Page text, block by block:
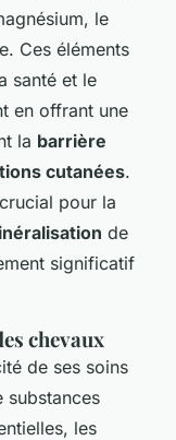
le
Ces éléments
santé et le
en offrant une
la barrière
cutanées.
pour la
de
significatif
chevaux
de ses soins
substances
les